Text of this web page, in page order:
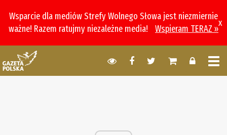
Wsparcie dla mediów Strefy Wolnego Słowa jest niezmiernie
ważne! Razem ratujmy niezależne media!
Wspieram TERAZ »
x